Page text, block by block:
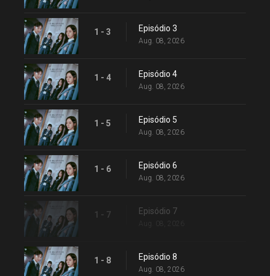
1 - 3 Episódio 3
Aug. 08, 2026
1 - 4 Episódio 4
Aug. 08, 2026
1 - 5 Episódio 5
Aug. 08, 2026
1 - 6 Episódio 6
Aug. 08, 2026
1 - 7 Episódio 7
1 - 8 Episódio 8
Aug. 08, 2026